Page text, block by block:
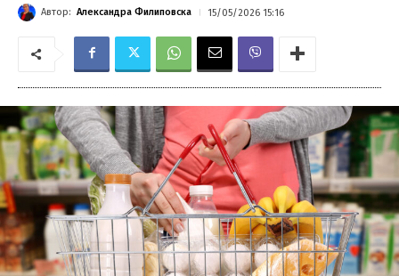
Автор: Александра Филиповска 15/05/2026 15:16